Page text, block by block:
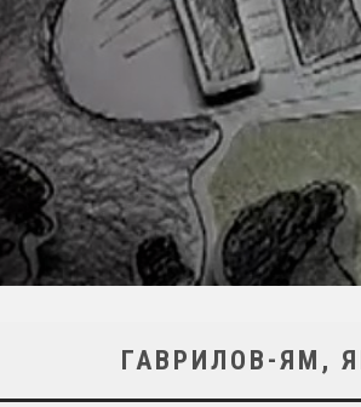
ГАВРИЛОВ-ЯМ,